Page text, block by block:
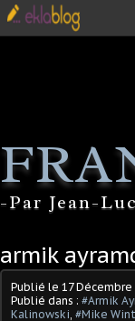
-Par Jean-
armik
Publié le 17 Décembre
Publié dans : #Armik
Kalinowski, #Mike